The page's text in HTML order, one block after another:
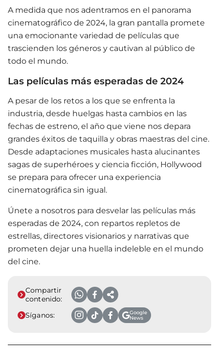
A medida que nos adentramos en el panorama
cinematográfico de 2024, la gran pantalla promete
una emocionante variedad de películas que
trascienden los géneros y cautivan al público de
todo el mundo.
Las películas más esperadas de 2024
A pesar de los retos a los que se enfrenta la
industria, desde huelgas hasta cambios en las
fechas de estreno, el año que viene nos depara
grandes éxitos de taquilla y obras maestras del cine.
Desde adaptaciones musicales hasta alucinantes
sagas de superhéroes y ciencia ficción, Hollywood
se prepara para ofrecer una experiencia
cinematográfica sin igual.
Únete a nosotros para desvelar las películas más
esperadas de 2024, con repartos repletos de
estrellas, directores visionarios y narrativas que
prometen dejar una huella indeleble en el mundo
del cine.
Compartir
contenido:
Síganos:
Google
News